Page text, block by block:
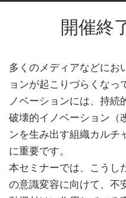
開催終
多くのメディアなどにお
ョンが起こりづらくなっ
ノベーションには、持続
破壊的イノベーション（
ンを生み出す組織カルチ
に重要です。
本セミナーでは、こうし
の意識変容に向けて、不